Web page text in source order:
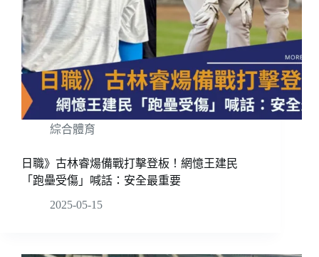
綜合體育
日職》古林睿煬備戰打擊登板！網憶王建民
「跑壘受傷」喊話：安全最重要
2025-05-15